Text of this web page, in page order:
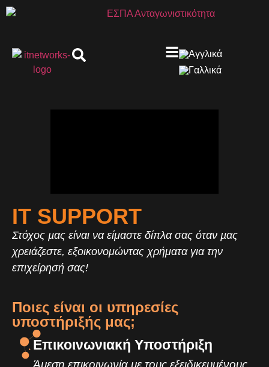
IT SUPPORT
Στόχος µας είναι να είμαστε δίπλα σας όταν µας
χρειάζεστε, εξοικονομώντας χρήματα για την
επιχείρησή σας!
Ποιες είναι οι υπηρεσίες
υποστήριξής μας;
Επικοινωνιακή Υποστήριξη
Άμεση επικοινωνία με τους εξειδικευμένους